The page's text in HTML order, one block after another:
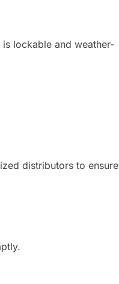
lockable and weather-
distributors to ensure